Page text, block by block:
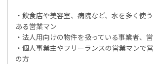
・飲食店や美容室、病院など、水を多く使
ある営業マン
・法人用向けの物件を扱っている事業者、
・個人事業主やフリーランスの営業マンで
の方